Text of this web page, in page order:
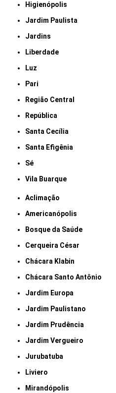
Higienópolis
Jardim Paulista
Jardins
Liberdade
Luz
Pari
Região Central
República
Santa Cecília
Santa Efigênia
Sé
Vila Buarque
Aclimação
Americanópolis
Bosque da Saúde
Cerqueira César
Chácara Klabin
Chácara Santo Antônio
Jardim Europa
Jardim Paulistano
Jardim Prudência
Jardim Vergueiro
Jurubatuba
Liviero
Mirandópolis